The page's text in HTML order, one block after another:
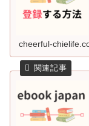
cheerful-